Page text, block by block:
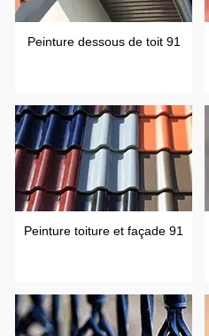
Peinture dessous de toit 91
Peinture toiture et façade 91